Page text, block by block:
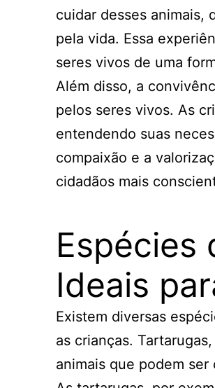
cuidar desses animais,
pela vida. Essa
seres vivos de uma
Além disso, a
pelos seres vivos. As
entendendo suas
compaixão e a
cidadãos mais
Espécies
Ideais
Existem diversas
as crianças.
animais que podem